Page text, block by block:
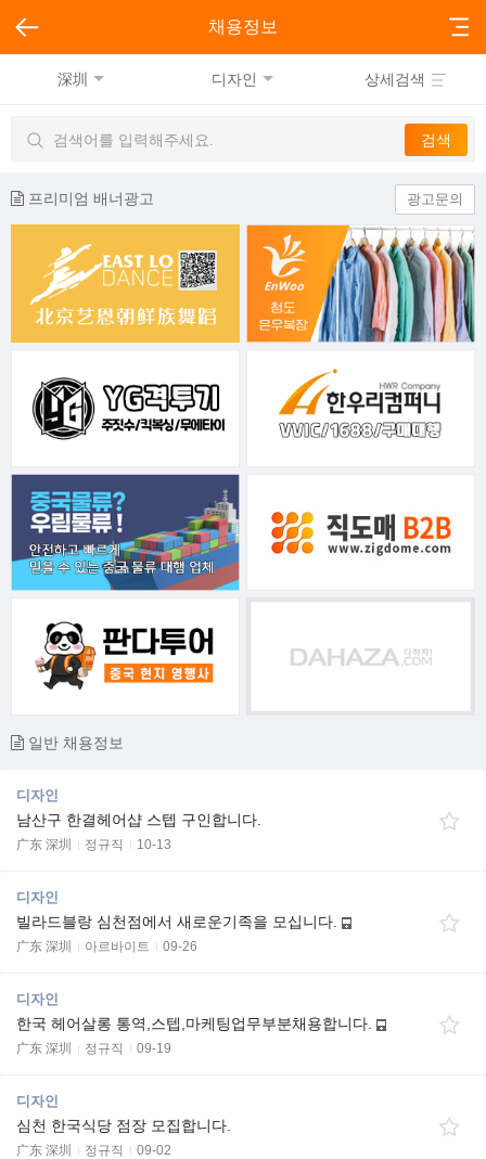
채용정보
深圳 디자인 상세검색
프리미엄 배너광고 광고문의
일반 채용정보
디자인
남산구 한결헤어샵 스텝 구인합니다.
广东 深圳 정규직 10-13
디자인
빌라드블랑 심천점에서 새로운기족을 모십니다.
广东 深圳 아르바이트 09-26
디자인
한국 헤어살롱 통역,스텝,마케팅업무부분채용합니다.
广东 深圳 정규직 09-19
디자인
심천 한국식당 점장 모집합니다.
广东 深圳 정규직 09-02